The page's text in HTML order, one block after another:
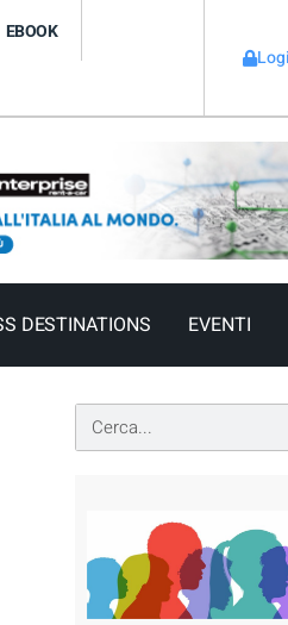
EBOOK
DESTINATIONS EVENTI